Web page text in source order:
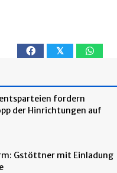
𝕏
fordern
der Hinrichtungen auf
Gstöttner mit Einladung